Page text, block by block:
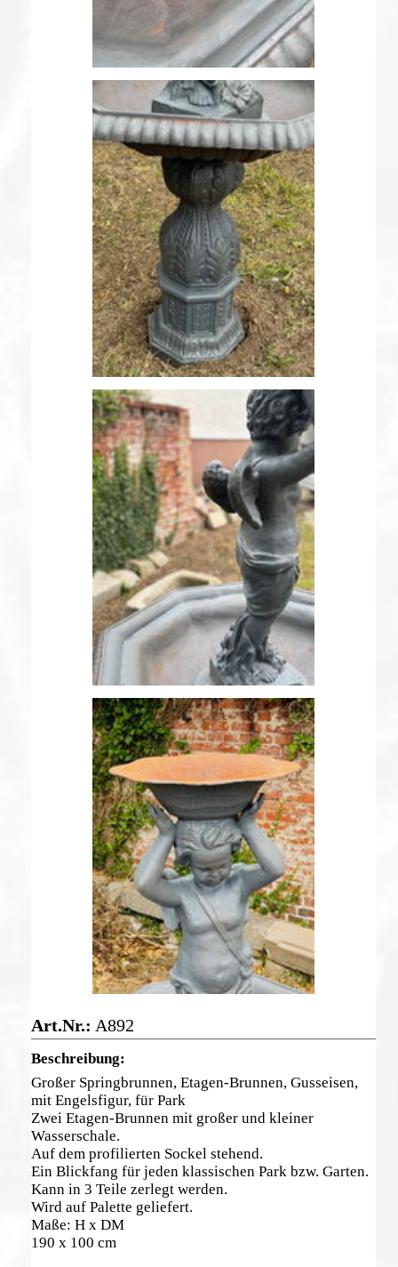
A892
Großer Springbrunnen, Etagen-Brunnen, Gusseisen,
mit Engelsfigur, für Park
Zwei Etagen-Brunnen mit großer und kleiner
Wasserschale.
Auf dem profilierten Sockel stehend.
Ein Blickfang für jeden klassischen Park bzw. Garten.
Kann in 3 Teile zerlegt werden.
Wird auf Palette geliefert.
Maße: H x DM
190 x 100 cm